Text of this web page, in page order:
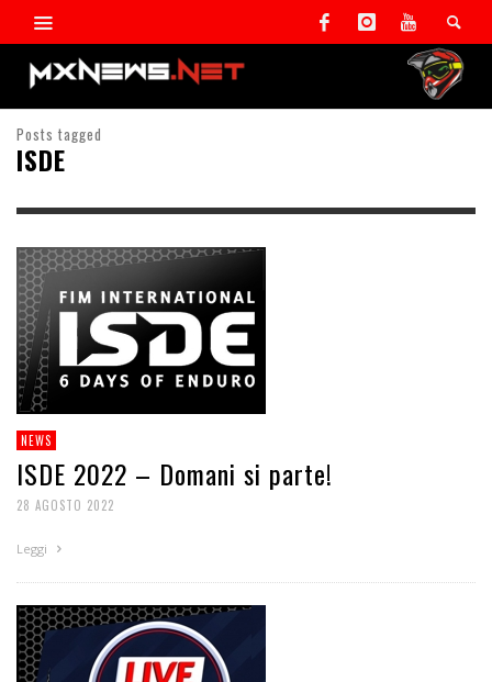
Posts tagged
ISDE
NEWS
ISDE 2022 – Domani si parte!
28 AGOSTO 2022
Leggi